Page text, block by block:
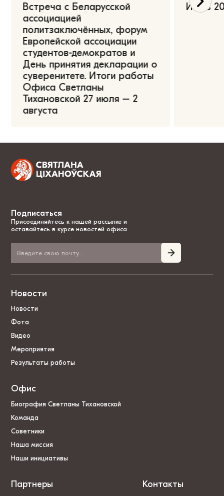
Встреча с Беларусской
ассоциацией
политзаключённых, форум
Европейской ассоциации
студентов-демократов и
День принятия декларации о
суверенитете. Итоги работы
Офиса Светланы
Тихановской 27 июля – 2
августа
Июль
Подписаться
Присоединяйтесь к нашей рассылке и
оставайтесь в курсе новостей офиса
Новости
Новости
Фота
Видео
Мероприятия
Результаты работы
Офис
Биография Светланы Тихановской
Команда
Советники
Наша миссия
Наши инициативы
Партнеры Контакты